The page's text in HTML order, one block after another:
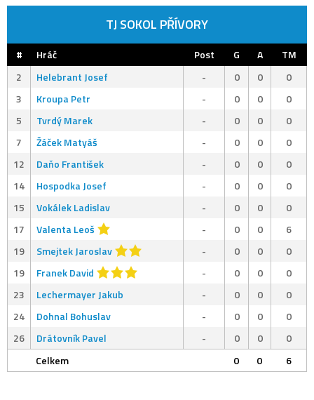
TJ SOKOL PŘÍVORY
# Hráč Post G A
TM
2
Helebrant Josef - 0 0
0
3
Kroupa Petr - 0 0
0
5
Tvrdý Marek - 0 0
0
7
Žáček Matyáš - 0 0
0
12
Daňo František - 0 0
0
14
Hospodka Josef - 0 0
0
15
Vokálek Ladislav - 0 0
0
17
Valenta Leoš - 0 0
6
19
Smejtek Jaroslav - 0 0
0
19
Franek David - 0 0
0
23
Lechermayer Jakub - 0 0
0
24
Dohnal Bohuslav - 0 0
0
26
Drátovník Pavel - 0 0
0
Celkem
0 0 6